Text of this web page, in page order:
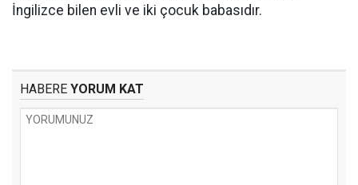
İngilizce bilen evli ve iki çocuk babasıdır.
HABERE YORUM KAT